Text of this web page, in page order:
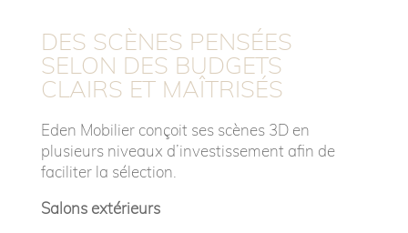
DES SCÈNES PENSÉES
SELON DES BUDGETS
CLAIRS ET MAÎTRISÉS
Eden Mobilier conçoit ses scènes 3D en
plusieurs niveaux d’investissement afin de
faciliter la sélection.
Salons extérieurs